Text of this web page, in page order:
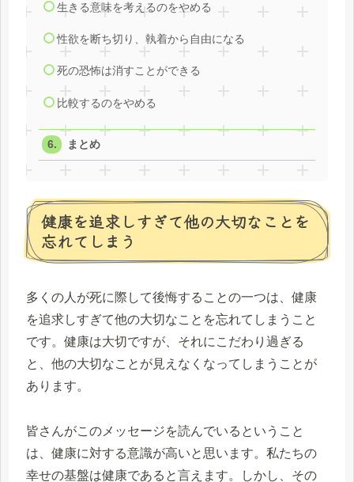
生きる意味を考えるのをやめる
性欲を断ち切り、執着から自由になる
死の恐怖は消すことができる
比較するのをやめる
まとめ
健康を追求しすぎて他の大切なことを
忘れてしまう
多くの人が死に際して後悔することの一つは、健康
を追求しすぎて他の大切なことを忘れてしまうこと
です。健康は大切ですが、それにこだわり過ぎる
と、他の大切なことが見えなくなってしまうことが
あります。
皆さんがこのメッセージを読んでいるということ
は、健康に対する意識が高いと思います。私たちの
幸せの基盤は健康であると言えます。しかし、その